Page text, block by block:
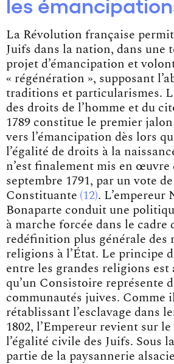
La Révolution française permit
Juifs dans la nation, dans une
projet d’émancipation et
« régénération », supposant
traditions et particularismes.
des droits de l’homme et du
1789 constitue le premier
vers l’émancipation dès lors
l’égalité de droits à la
n’est finalement mis en œuvre
septembre 1791, par un vote de
Constituante 12 . L’empereur
Bonaparte conduit une
à marche forcée dans le cadre
redéfinition plus générale des
religions à l’État. Le principe
entre les grandes religions
qu’un Consistoire représente
communautés juives. Comme
rétablissant l’esclavage dans
1802, l’Empereur revient sur
l’égalité civile des Juifs. Sous
partie de la paysannerie